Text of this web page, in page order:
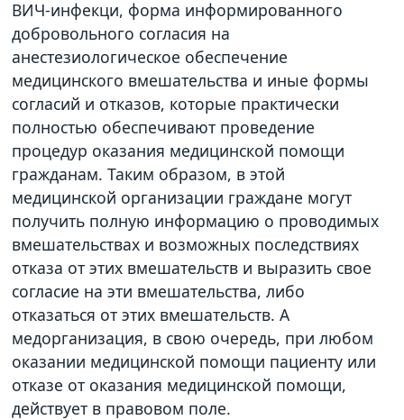
ВИЧ-инфекци, форма информированного
добровольного согласия на
анестезиологическое обеспечение
медицинского вмешательства и иные формы
согласий и отказов, которые практически
полностью обеспечивают проведение
процедур оказания медицинской помощи
гражданам. Таким образом, в этой
медицинской организации граждане могут
получить полную информацию о проводимых
вмешательствах и возможных последствиях
отказа от этих вмешательств и выразить свое
согласие на эти вмешательства, либо
отказаться от этих вмешательств. А
медорганизация, в свою очередь, при любом
оказании медицинской помощи пациенту или
отказе от оказания медицинской помощи,
действует в правовом поле.